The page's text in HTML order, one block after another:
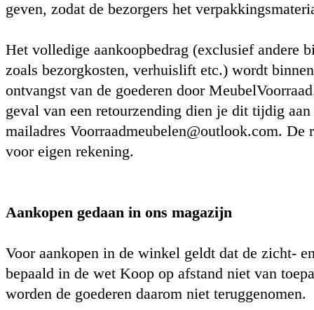
geven, zodat de bezorgers het
Het volledige aankoopbedrag (exclusief andere
zoals bezorgkosten, verhuislift etc.) wordt
ontvangst van de goederen door
geval van een retourzending dien je dit tijdig
mailadres Voorraadmeubelen@outlook.com. De
voor eigen rekening.
Aankopen gedaan in ons magazijn
Voor aankopen in de winkel geldt dat de zicht-
bepaald in de wet Koop op afstand niet van
worden de goederen daarom niet teruggenomen.